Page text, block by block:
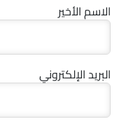
الاسم الأخير
البريد الإلكتروني